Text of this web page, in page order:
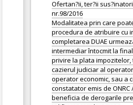
Ofertan?ii, ter?ii
nr.98/2016
Modalitatea prin care
procedura de atribuire cu
completarea DUAE
intermediar întocmit la
privire la plata
cazierul judiciar al
operator economic, sau a
constatator emis de
beneficia de derogarile